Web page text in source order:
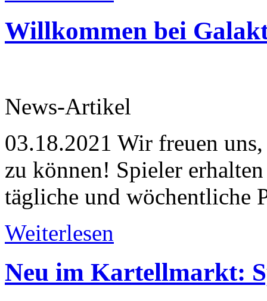
Willkommen bei
News-Artikel
03.18.2021 Wir freuen
zu können! Spieler
tägliche und wöchentliche
Weiterlesen
Neu im Kartellmarkt: